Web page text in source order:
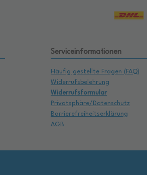
Serviceinformationen
Häufig gestellte Fragen (FAQ)
Widerrufsbelehrung
Widerrufsformular
Privatsphäre/Datenschutz
Barrierefreiheitserklärung
AGB